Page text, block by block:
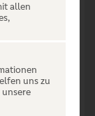
allen
uns zu
unsere